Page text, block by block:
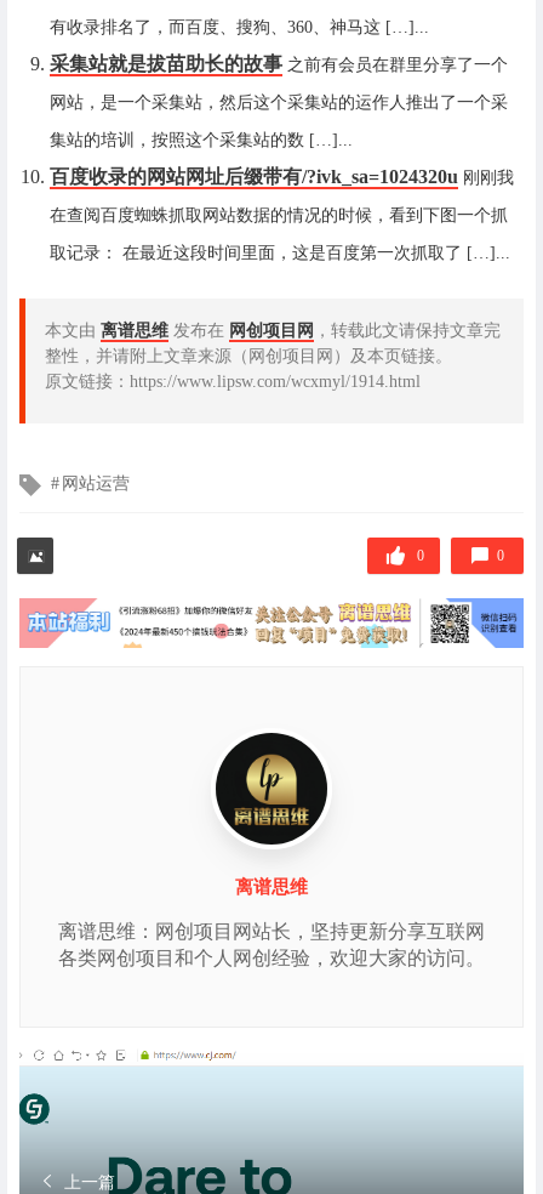
有收录排名了，而百度、搜狗、360、神马这 […]...
采集站就是拔苗助长的故事 之前有会员在群里分享了一个
网站，是一个采集站，然后这个采集站的运作人推出了一个采
集站的培训，按照这个采集站的数 […]...
百度收录的网站网址后缀带有/?ivk_sa=1024320u 刚刚我
在查阅百度蜘蛛抓取网站数据的情况的时候，看到下图一个抓
取记录： 在最近这段时间里面，这是百度第一次抓取了 […]...
本文由 离谱思维 发布在 网创项目网 ，转载此文请保持文章完
整性，并请附上文章来源（网创项目网）及本页链接。
原文链接：https://www.lipsw.com/wcxmyl/1914.html
文
签
网站运营
0 0
离谱思维
离谱思维：网创项目网站长，坚持更新分享互联网
各类网创项目和个人网创经验，欢迎大家的访问。
上一篇